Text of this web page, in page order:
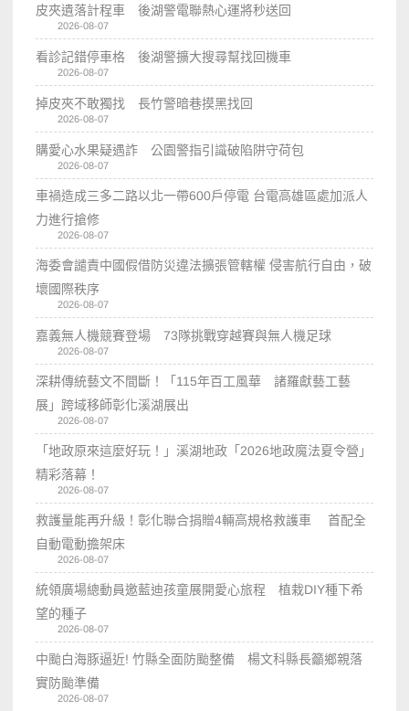
皮夾遺落計程車 後湖警電聯熱心運將秒送回
2026-08-07
看診記錯停車格 後湖警擴大搜尋幫找回機車
2026-08-07
掉皮夾不敢獨找 長竹警暗巷摸黑找回
2026-08-07
購愛心水果疑遇詐 公園警指引識破陷阱守荷包
2026-08-07
車禍造成三多二路以北一帶600戶停電 台電高雄區處加派人
力進行搶修
2026-08-07
海委會譴責中國假借防災違法擴張管轄權 侵害航行自由，破
壞國際秩序
2026-08-07
嘉義無人機競賽登場 73隊挑戰穿越賽與無人機足球
2026-08-07
深耕傳統藝文不間斷！「115年百工風華 諸羅獻藝工藝
展」跨域移師彰化溪湖展出
2026-08-07
「地政原來這麼好玩！」溪湖地政「2026地政魔法夏令營」
精彩落幕！
2026-08-07
救護量能再升級！彰化聯合捐贈4輛高規格救護車 首配全
自動電動擔架床
2026-08-07
統領廣場總動員邀藍迪孩童展開愛心旅程 植栽DIY種下希
望的種子
2026-08-07
中颱白海豚逼近! 竹縣全面防颱整備 楊文科縣長籲鄉親落
實防颱準備
2026-08-07